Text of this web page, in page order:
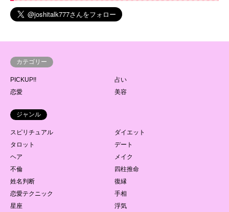
カテゴリー
PICKUP!!
占い
恋愛
美容
ジャンル
スピリチュアル
ダイエット
タロット
デート
ヘア
メイク
不倫
四柱推命
姓名判断
復縁
恋愛テクニック
手相
星座
浮気